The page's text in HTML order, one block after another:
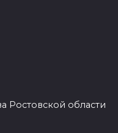
Ростовской области